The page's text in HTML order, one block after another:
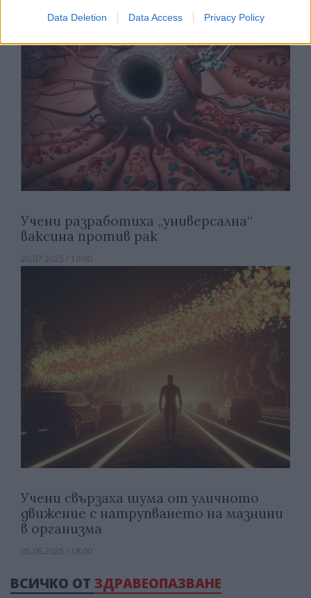
Data Deletion Data Access Privacy Policy
Учени разработиха „универсална“
ваксина против рак
20.07.2025 / 19:00
Учени свързаха шума от уличното
движение с натрупването на мазнини
в организма
05.06.2025 / 18:00
ВСИЧКО ОТ ЗДРАВЕОПАЗВАНЕ